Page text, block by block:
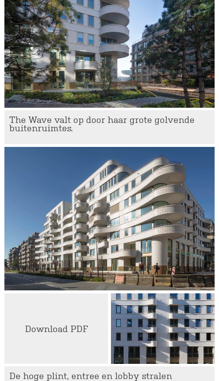
The Wave valt op door haar grote golvende
buitenruimtes.
Download PDF
De hoge plint, entree en lobby stralen